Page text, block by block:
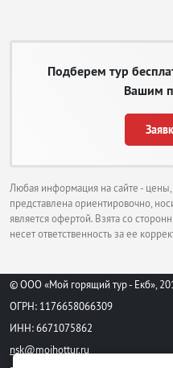
Подберем тур
Вашим
Любая информация на сайте - цены,
представлена ориентировочно,
является офертой. Взята со
несет ответственность за ее
© ООО «Мой горящий тур - Екб»,
ОГРН: 1176658066309
ИНН: 6671075862
nsk@moihottur.ru